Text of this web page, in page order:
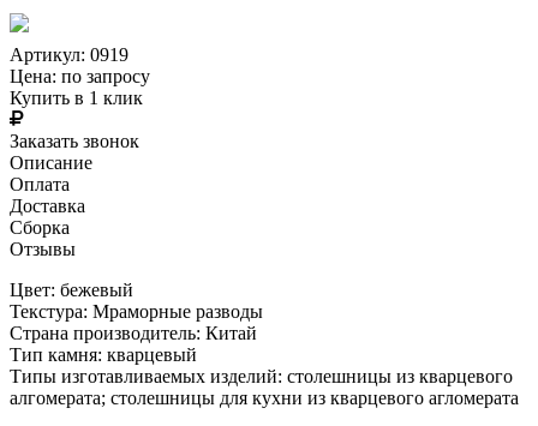
Артикул: 0919
Цена: по запросу
Купить в 1 клик
Заказать звонок
Описание
Оплата
Доставка
Сборка
Отзывы
Цвет: бежевый
Текстура: Мраморные разводы
Страна производитель: Китай
Тип камня: кварцевый
Типы изготавливаемых изделий: столешницы из кварцевого
алгомерата; столешницы для кухни из кварцевого агломерата